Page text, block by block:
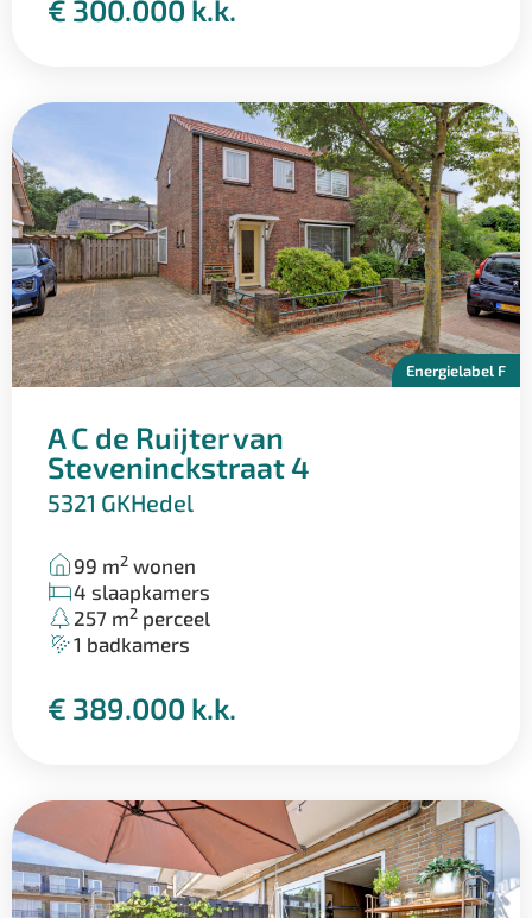
veel liefhebbers van watersport. Verspreid door de
populaire plek om te zwemmen, terwijl je in de
omliggende jachthavens ook kunt genieten van een
hapje en een drankje met uitzicht over het water. Ook
voor wandelaars en fietsers heeft de Bommelerwaard
veel te bieden, met een uitgebreid netwerk aan
aantrekkelijke routes door het landschap. Voor
dagelijkse voorzieningen kun je in de meeste dorpen
terecht, terwijl grotere plaatsen zoals Zaltbommel en
Kerkdriel een breder aanbod bieden, waaronder
sportfaciliteiten, culturele voorzieningen en horeca.
€ 300.000 k.k.
Energielabel F
A C de Ruijter van
Steveninckstraat 4
5321 GKHedel
99 m2 wonen
4 slaapkamers
257 m2 perceel
1 badkamers
€ 389.000 k.k.